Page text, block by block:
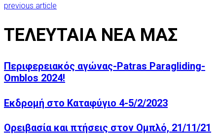
previous article
ΤΕΛΕΥΤΑΙΑ ΝΕΑ ΜΑΣ
Περιφερειακός αγώνας-Patras Paragliding-
Omblos 2024!
Εκδρομή στο Καταφύγιο 4-5/2/2023
Ορειβασία και πτήσεις στον Ομπλό, 21/11/21